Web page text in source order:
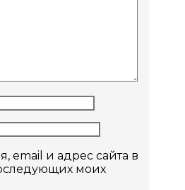
email и адрес сайта в
моих